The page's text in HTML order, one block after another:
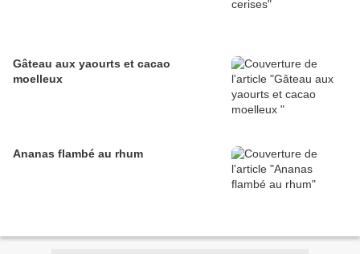
Gâteau aux yaourts et cacao
moelleux
Ananas flambé au rhum